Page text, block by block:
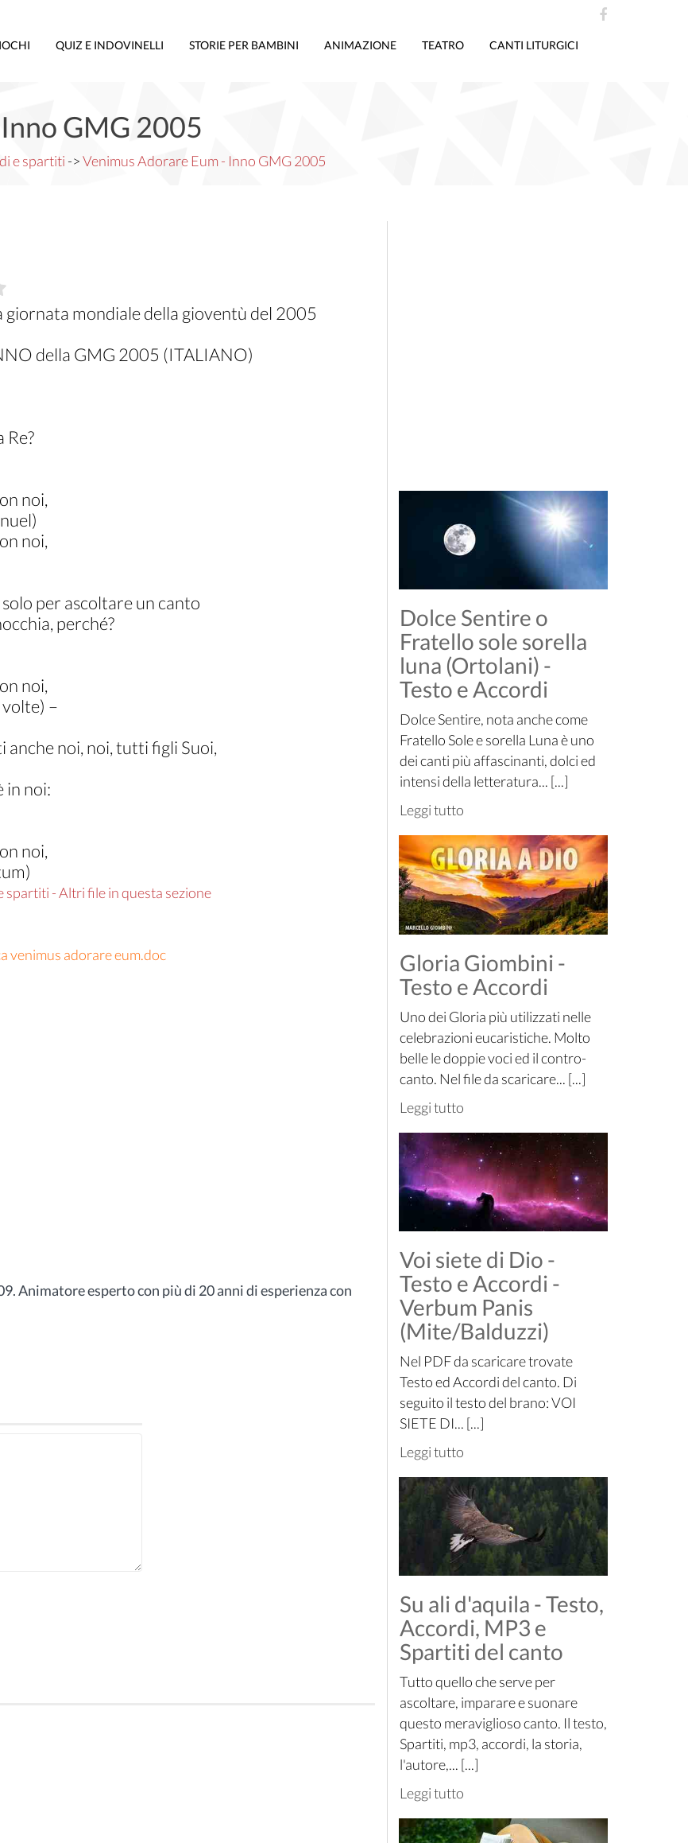
QUIZ E INDOVINELLI STORIE PER BAMBINI ANIMAZIONE TEATRO CANTI LITURGICI
GMG 2005
e spartiti ->Venimus Adorare Eum - Inno GMG 2005
mondiale della gioventù del 2005
della GMG 2005 (ITALIANO)
Re?
noi,
noi,
per ascoltare un canto
perché?
noi,
–
noi, noi, tutti figli Suoi,
in noi:
noi,
- Altri file in questa sezione
venimus adorare eum.doc
Animatore esperto con più di 20 anni di esperienza con
Dolce Sentire o
Fratello sole sorella
luna (Ortolani) -
Testo e Accordi
Dolce Sentire, nota anche come
Fratello Sole e sorella Luna è uno
dei canti più affascinanti, dolci ed
intensi della letteratura... [...]
Leggi tutto
Gloria Giombini -
Testo e Accordi
Uno dei Gloria più utilizzati nelle
celebrazioni eucaristiche. Molto
belle le doppie voci ed il contro-
canto. Nel file da scaricare... [...]
Leggi tutto
Voi siete di Dio -
Testo e Accordi -
Verbum Panis
(Mite/Balduzzi)
Nel PDF da scaricare trovate
Testo ed Accordi del canto. Di
seguito il testo del brano: VOI
SIETE DI... [...]
Leggi tutto
Su ali d'aquila - Testo,
Accordi, MP3 e
Spartiti del canto
Tutto quello che serve per
ascoltare, imparare e suonare
questo meraviglioso canto. Il testo,
Spartiti, mp3, accordi, la storia,
l'autore,... [...]
Leggi tutto